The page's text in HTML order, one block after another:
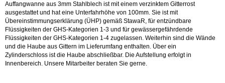
Auffangwanne aus 3mm Stahlblech ist mit einem verzinktem Gitterrost
ausgestattet und hat eine Unterfahrhöhe von 100mm. Sie ist mit
Übereinstimmungserklärung (ÜHP) gemäß StawaR, für entzündbare
Flüssigkeiten der GHS-Kategorien 1-3 und für gewässergefährdende
Flüssigkeiten der GHS-Kategorien 1-4 zugelassen. Weiterhin sind die Wände
und die Haube aus Gittern im Lieferumfang enthalten. Über ein
Zylinderschloss ist die Haube abschließbar. Die Aufstellung erfolgt in
Innenbereich. Unsere Mitarbeiter beraten Sie gerne.